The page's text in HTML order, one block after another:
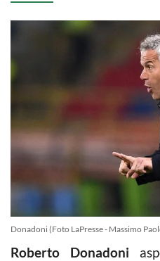
Donadoni (Foto LaPresse - Massimo
Roberto Donadoni